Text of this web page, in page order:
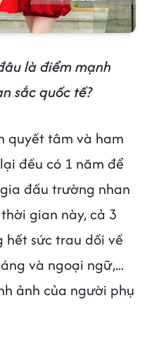
là điểm mạnh
sắc quốc tế?
quyết tâm và ham
đều có 1 năm để
đấu trường nhan
gian này, cả 3
hết sức trau dồi về
và ngoại ngữ,...
ảnh của người phụ